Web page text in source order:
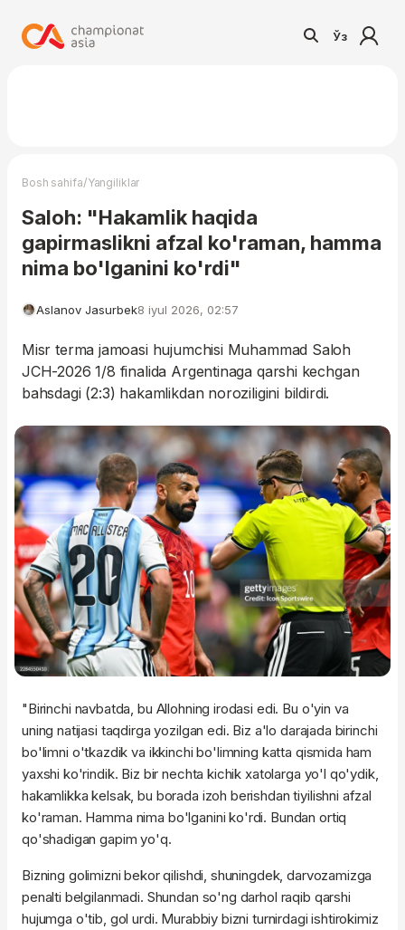
Ўз
Bosh sahifa/Yangiliklar
Saloh: "Hakamlik haqida
gapirmaslikni afzal ko'raman, hamma
nima bo'lganini ko'rdi"
Aslanov Jasurbek8 iyul 2026, 02:57
Misr terma jamoasi hujumchisi Muhammad Saloh
JCH-2026 1/8 finalida Argentinaga qarshi kechgan
bahsdagi (2:3) hakamlikdan noroziligini bildirdi.
"Birinchi navbatda, bu Allohning irodasi edi. Bu o'yin va
uning natijasi taqdirga yozilgan edi. Biz a'lo darajada birinchi
bo'limni o'tkazdik va ikkinchi bo'limning katta qismida ham
yaxshi ko'rindik. Biz bir nechta kichik xatolarga yo'l qo'ydik,
hakamlikka kelsak, bu borada izoh berishdan tiyilishni afzal
ko'raman. Hamma nima bo'lganini ko'rdi. Bundan ortiq
qo'shadigan gapim yo'q.
Bizning golimizni bekor qilishdi, shuningdek, darvozamizga
penalti belgilanmadi. Shundan so'ng darhol raqib qarshi
hujumga o'tib, gol urdi. Murabbiy bizni turnirdagi ishtirokimiz